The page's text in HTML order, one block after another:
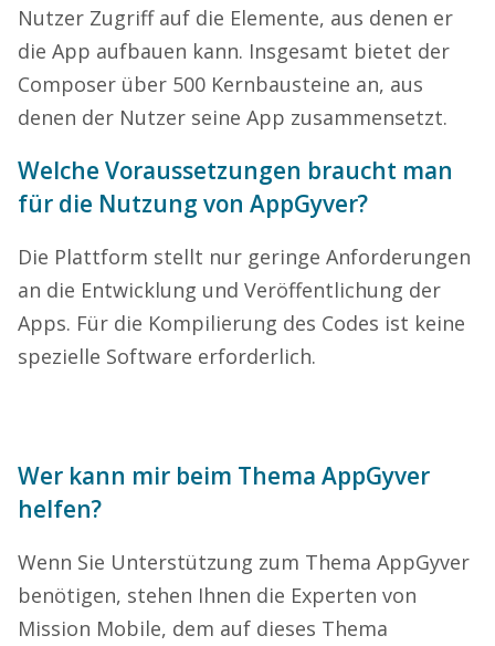
Nutzer Zugriff auf die Elemente, aus denen er
die App aufbauen kann. Insgesamt bietet der
Composer über 500 Kernbausteine an, aus
denen der Nutzer seine App zusammensetzt.
Welche Voraussetzungen braucht man
für die Nutzung von AppGyver?
Die Plattform stellt nur geringe Anforderungen
an die Entwicklung und Veröffentlichung der
Apps. Für die Kompilierung des Codes ist keine
spezielle Software erforderlich.
Wer kann mir beim Thema AppGyver
helfen?
Wenn Sie Unterstützung zum Thema AppGyver
benötigen, stehen Ihnen die Experten von
Mission Mobile, dem auf dieses Thema